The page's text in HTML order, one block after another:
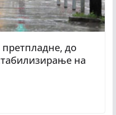
до
на